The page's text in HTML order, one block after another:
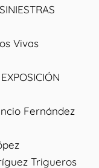
Vivas
Fernández
Trigueros